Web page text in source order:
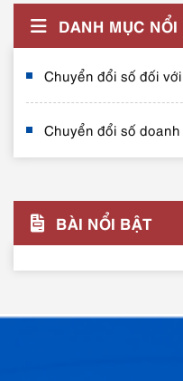
DANH MỤC
Chuyển đổi số đối
Chuyển đổi số
BÀI NỔI BẬT